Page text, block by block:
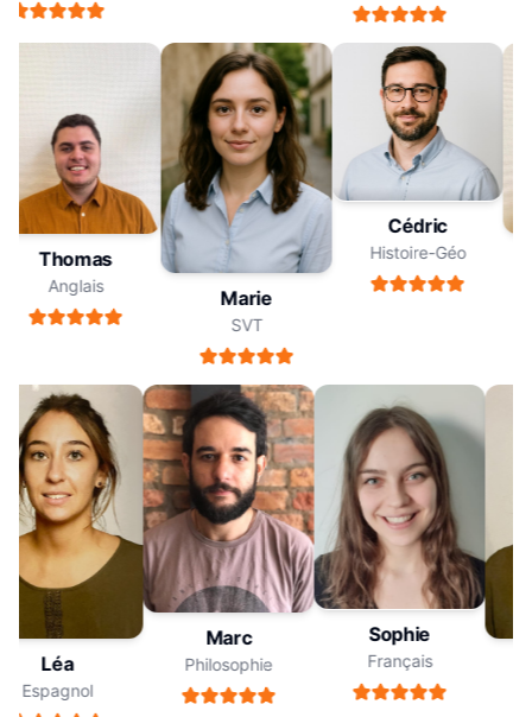
Thomas
Anglais
Marie
SVT
Cédric
Histoire-Géo
Léa
Espagnol
Marc
Philosophie
Sophie
Français